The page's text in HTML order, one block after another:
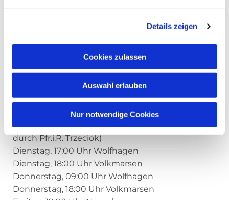
Details zeigen
Cookies zulassen
Auswahl erlauben
Nur notwendige Cookies
anderen Orten)
Werktags-Messen
Bezüglich der Werktags-Messen ist folgender
Plan vorgesehen:
Montag, 08.00 Uhr Naumburg (Zusatzangebot
durch Pfr.i.R. Trzeciok)
Dienstag, 17:00 Uhr Wolfhagen
Dienstag, 18:00 Uhr Volkmarsen
Donnerstag, 09:00 Uhr Wolfhagen
Donnerstag, 18:00 Uhr Volkmarsen